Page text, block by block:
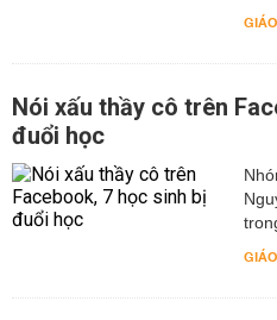
Nói xấu thầy cô trên
đuổi học